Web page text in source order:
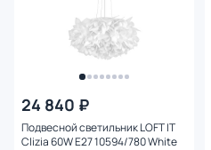
24 840 ₽
Подвесной светильник LOFT IT
Clizia 60W E27 10594/780 White